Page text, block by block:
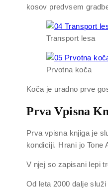
kosov predvsem
Transport lesa
Prvotna koča
Koča je uradno prve
Prva Vpisna
Prva vpisna knjiga je
kondiciji. Hrani jo Tone
V njej so zapisani lepi
Od leta 2000 dalje